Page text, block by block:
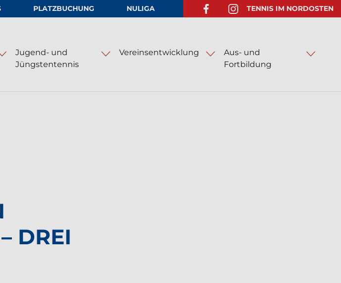
PLATZBUCHUNG NULIGA FACEBOOK-SEITE ÖFFNEN
INSTAGRAM-SEITE ÖFFNEN
TENNIS IM NORDOSTEN
Jugend- und
Jüngstentennis
Vereinsentwicklung
Aus- und
Fortbildung
DREI